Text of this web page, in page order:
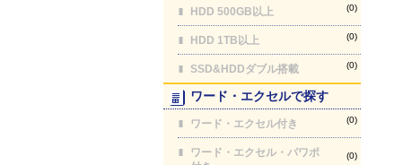
HDD 500GB以上 (0)
HDD 1TB以上 (0)
SSD&HDDダブル搭載 (0)
ワード・エクセルで探す
ワード・エクセル付き (0)
ワード・エクセル・パワポ
(0)